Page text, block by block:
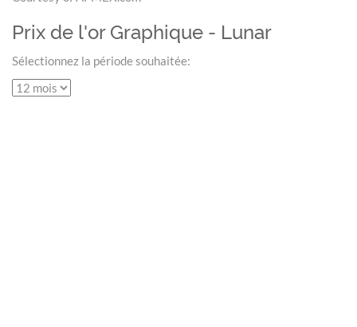
Prix de l'or Graphique - Lunar
Sélectionnez la période souhaitée: